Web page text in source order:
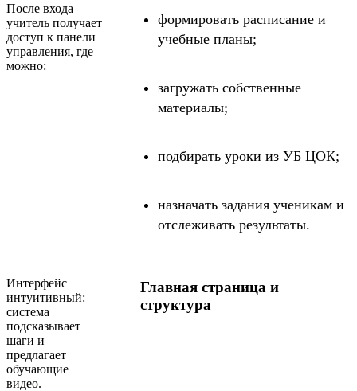
После входа
учитель получает
доступ к панели
управления, где
можно:
формировать расписание и
учебные планы;
загружать собственные
материалы;
подбирать уроки из УБ ЦОК;
назначать задания ученикам и
отслеживать результаты.
Интерфейс
интуитивный:
система
подсказывает
шаги и
предлагает
обучающие
видео.
Главная страница и
структура